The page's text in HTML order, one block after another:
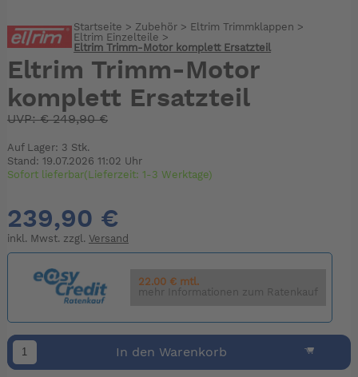
Startseite > Zubehör > Eltrim Trimmklappen >
Eltrim Einzelteile >
Eltrim Trimm-Motor komplett Ersatzteil
Eltrim Trimm-Motor
komplett Ersatzteil
UVP:€249,90 €
Auf Lager: 3 Stk.
Stand: 19.07.2026 11:02 Uhr
Sofort lieferbar(Lieferzeit: 1-3 Werktage)
239,90 €
inkl. Mwst. zzgl. Versand
22.00 € mtl.
mehr Informationen zum Ratenkauf
In den Warenkorb